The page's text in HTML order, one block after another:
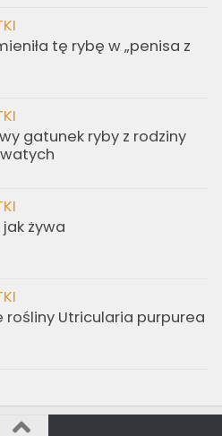
tę rybę w „penisa z
gatunek ryby z rodziny
żywa
rośliny Utricularia purpurea